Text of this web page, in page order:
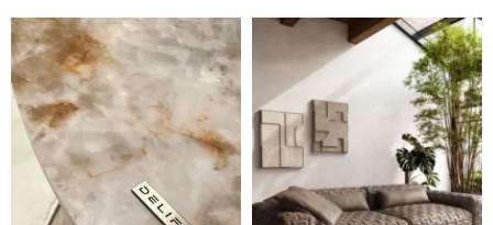
DELIFE – Nábytek, který promění dům v domov. Domo
Místo, kam se budeš těšit